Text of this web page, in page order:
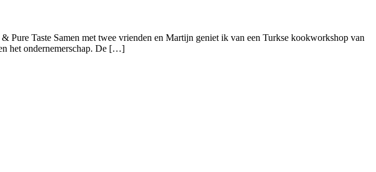
Taste Samen met twee vrienden en Martijn geniet ik van een Turkse kookworkshop van
het ondernemerschap. De […]